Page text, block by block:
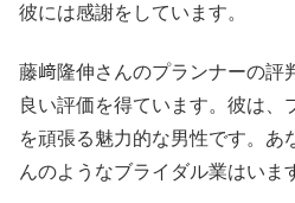
彼には感謝をしています。
藤﨑隆伸さんのプランナーの評
良い評価を得ています。彼は、
を頑張る魅力的な男性です。あ
んのようなブライダル業はいま